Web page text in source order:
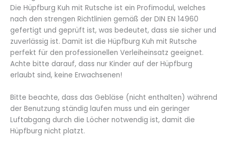
Die Hüpfburg Kuh mit Rutsche ist ein Profimodul, welches
nach den strengen Richtlinien gemäß der DIN EN 14960
gefertigt und geprüft ist, was bedeutet, dass sie sicher und
zuverlässig ist. Damit ist die Hüpfburg Kuh mit Rutsche
perfekt für den professionellen Verleiheinsatz geeignet.
Achte bitte darauf, dass nur Kinder auf der Hüpfburg
erlaubt sind, keine Erwachsenen!
Bitte beachte, dass das Gebläse (nicht enthalten) während
der Benutzung ständig laufen muss und ein geringer
Luftabgang durch die Löcher notwendig ist, damit die
Hüpfburg nicht platzt.